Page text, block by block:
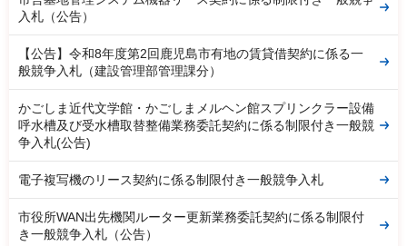
入札（公告）
【公告】令和8年度第2回鹿児島市有地の賃貸借契約に係る一
般競争入札（建設管理部管理課分）
かごしま近代文学館・かごしまメルヘン館スプリンクラー設備
呼水槽及び受水槽取替整備業務委託契約に係る制限付き一般競
争入札(公告)
電子複写機のリース契約に係る制限付き一般競争入札
市役所WAN出先機関ルーター更新業務委託契約に係る制限付
き一般競争入札（公告）